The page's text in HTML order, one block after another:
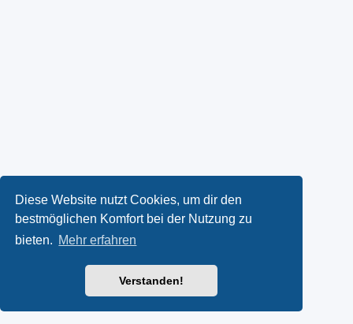
Diese Website nutzt Cookies, um dir den
bestmöglichen Komfort bei der Nutzung zu
bieten. Mehr erfahren
Verstanden!